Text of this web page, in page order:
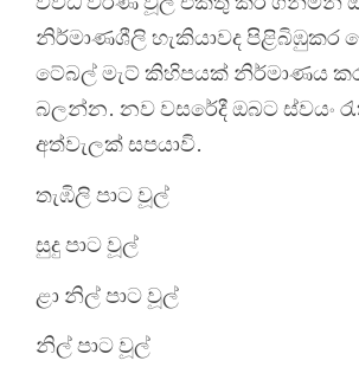
නිර්මාණශීලි හැකියාවද පිළිබිඹුකර
ටේබල් මැට් කිහිපයක් නිර්මාණය
බලන්න. නව වසරේදී ඔබට ස්වයං
අත්වැලක් සපයාවි.
තැඹිලි පාට වූල්
සුදු පාට වූල්
ළා නිල් පාට වූල්
නිල් පාට වූල්